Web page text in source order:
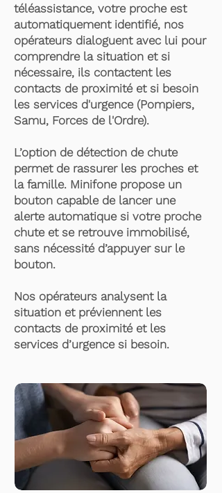
téléassistance, votre proche est
automatiquement identifié, nos
opérateurs dialoguent avec lui pour
comprendre la situation et si
nécessaire, ils contactent les
contacts de proximité et si besoin
les services d'urgence (Pompiers,
Samu, Forces de l'Ordre).
L’option de détection de chute
permet de rassurer les proches et
la famille. Minifone propose un
bouton capable de lancer une
alerte automatique si votre proche
chute et se retrouve immobilisé,
sans nécessité d’appuyer sur le
bouton.
Nos opérateurs analysent la
situation et préviennent les
contacts de proximité et les
services d’urgence si besoin.